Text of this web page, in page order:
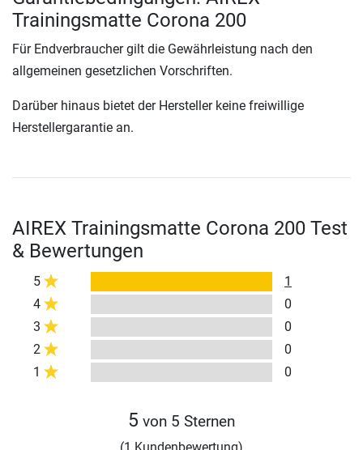
Trainingsmatte Corona 200
Für Endverbraucher gilt die Gewährleistung nach den
allgemeinen gesetzlichen Vorschriften.
Darüber hinaus bietet der Hersteller keine freiwillige
Herstellergarantie an.
AIREX Trainingsmatte Corona 200 Test
& Bewertungen
5
1
4
0
3
0
2
0
1
0
5 von 5 Sternen